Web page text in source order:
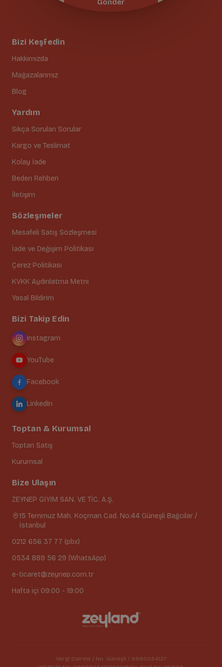
Bizi Keşfedin
Hakkımızda
Mağazalarımız
Blog
Yardım
Sıkça Sorulan Sorular
Kargo ve Teslimat
Kolay İade
Beden Rehberi
İletişim
Sözleşmeler
Mesafeli Satış Sözleşmesi
İade ve Değişim Politikası
Çerez Politikası
KVKK Aydınlatma Metni
Yasal Bildirim
Bizi Takip Edin
Instagram
YouTube
Facebook
LinkedIn
Toptan & Kurumsal
Toptan Satış
Kurumsal
Bize Ulaşın
ZEYNEP GİYİM SAN. VE TİC. A.Ş.
15 Temmuz Mah. Koçman Cad. No:44 Güneşli Bağcılar /
İstanbul
0212 656 37 77 (pbx)
0534 889 56 29 (WhatsApp)
e-ticaret@zeynep.com.tr
Hafta içi 09:00 - 19:00
Vergi Dairesi / No: Güneşli / 9980034137